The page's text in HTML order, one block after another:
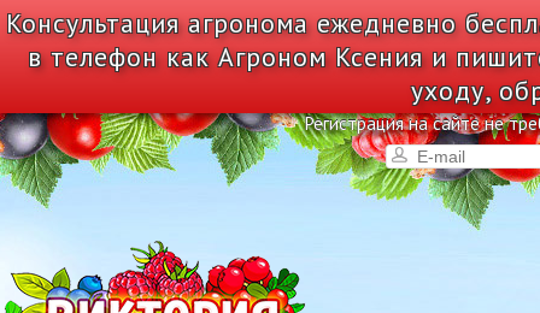
Консультация агронома ежедневно
в телефон как Агроном Ксения и
уходу,
Регистрация на сайте не